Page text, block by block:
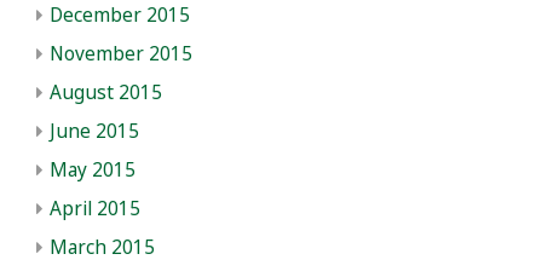
December 2015
November 2015
August 2015
June 2015
May 2015
April 2015
March 2015